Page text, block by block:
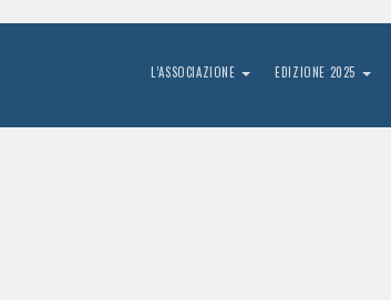
L’ASSOCIAZIONE EDIZIONE 2025